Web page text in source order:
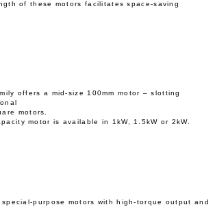
of these motors facilitates space-saving
offers a mid-size 100mm motor – slotting
motors.
motor is available in 1kW, 1.5kW or 2kW.
purpose motors with high-torque output and